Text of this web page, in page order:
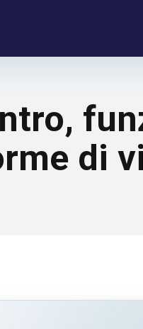
di